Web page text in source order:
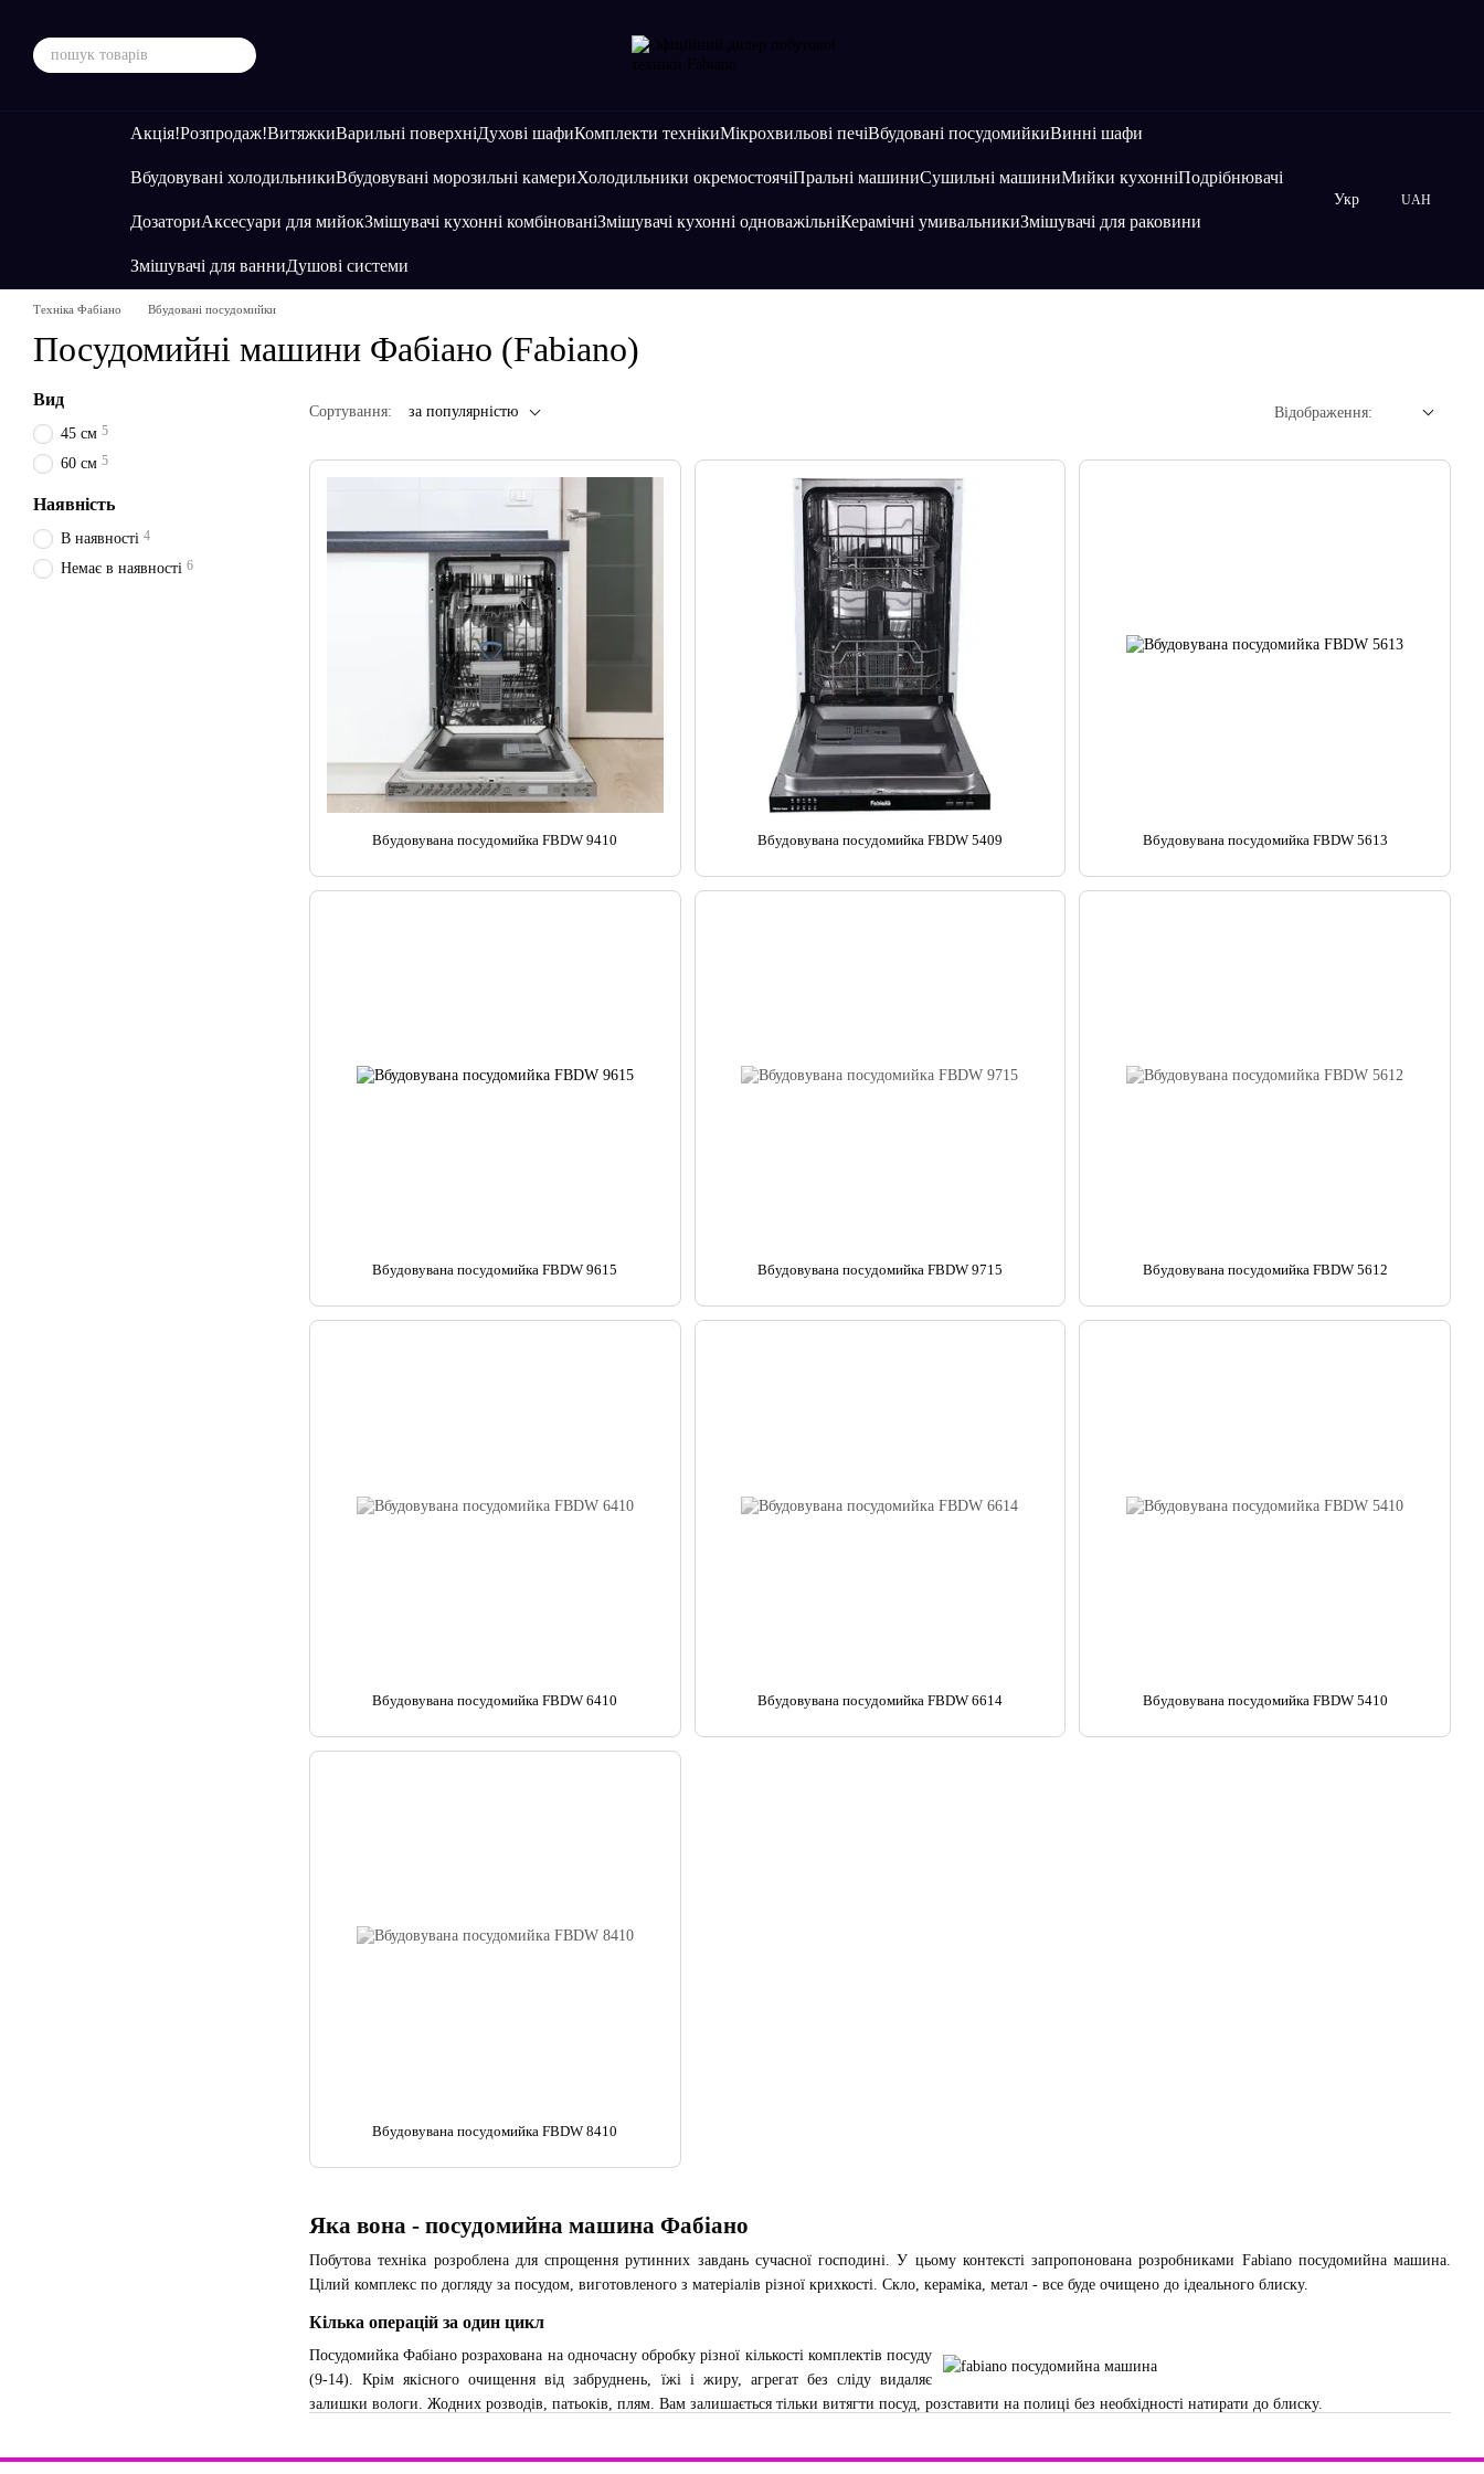
Акція!Розпродаж!ВитяжкиВарильні поверхніДухові шафиКомплекти технікиМікрохвильові печіВбудовані посудомийкиВинні шафи
Вбудовувані холодильникиВбудовувані морозильні камериХолодильники окремостоячіПральні машиниСушильні машиниМийки кухонніПодрібнювачі
ДозаториАксесуари для мийокЗмішувачі кухонні комбінованіЗмішувачі кухонні одноважільніКерамічні умивальникиЗмішувачі для раковини
Змішувачі для ванниДушові системи
Укр UAH
Техніка Фабіано Вбудовані посудомийки
Посудомийні машини Фабіано (Fabiano)
Сортування: за популярністю Відображення:
Яка вона - посудомийна машина Фабіано
Побутова техніка розроблена для спрощення рутинних завдань сучасної господині. У цьому контексті запропонована розробниками Fabiano посудомийна машина.
Цілий комплекс по догляду за посудом, виготовленого з матеріалів різної крихкості. Скло, кераміка, метал - все буде очищено до ідеального блиску.
Кілька операцій за один цикл
Посудомийка Фабіано розрахована на одночасну обробку різної кількості комплектів посуду
(9-14). Крім якісного очищення від забруднень, їжі і жиру, агрегат без сліду видаляє
залишки вологи. Жодних розводів, патьоків, плям. Вам залишається тільки витягти посуд, розставити на полиці без необхідності натирати до блиску.
Вбудовувана посудомийка FBDW 9410 Вбудовувана посудомийка FBDW 5409 Вбудовувана посудомийка FBDW 5613
Вбудовувана посудомийка FBDW 9615 Вбудовувана посудомийка FBDW 9715 Вбудовувана посудомийка FBDW 5612
Вбудовувана посудомийка FBDW 6410 Вбудовувана посудомийка FBDW 6614 Вбудовувана посудомийка FBDW 5410
Вбудовувана посудомийка FBDW 8410
Вид
45 см 5
60 см 5
Наявність
В наявності 4
Немає в наявності 6